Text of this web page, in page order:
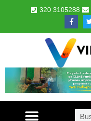
320 3105288